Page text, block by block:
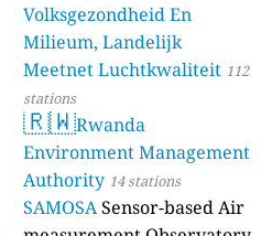
Volksgezondheid En
Milieum, Landelijk
Meetnet Luchtkwaliteit 112
stations
🇷🇼Rwanda
Environment Management
Authority 14 stations
SAMOSASensor-based Air